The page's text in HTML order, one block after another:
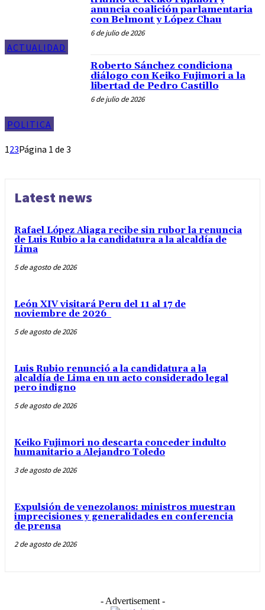
ACTUALIDAD
anuncia coalición parlamentaria
con Belmont y López Chau
6 de julio de 2026
POLITICA
Roberto Sánchez condiciona
diálogo con Keiko Fujimori a la
libertad de Pedro Castillo
6 de julio de 2026
123Página 1 de 3
Latest news
Rafael López Aliaga recibe sin rubor la renuncia
de Luis Rubio a la candidatura a la alcaldía de
Lima
5 de agosto de 2026
León XIV visitará Peru del 11 al 17 de
noviembre de 2026
5 de agosto de 2026
Luis Rubio renunció a la candidatura a la
alcaldía de Lima en un acto considerado legal
pero indigno
5 de agosto de 2026
Keiko Fujimori no descarta conceder indulto
humanitario a Alejandro Toledo
3 de agosto de 2026
Expulsión de venezolanos: ministros muestran
imprecisiones y generalidades en conferencia
de prensa
2 de agosto de 2026
- Advertisement -